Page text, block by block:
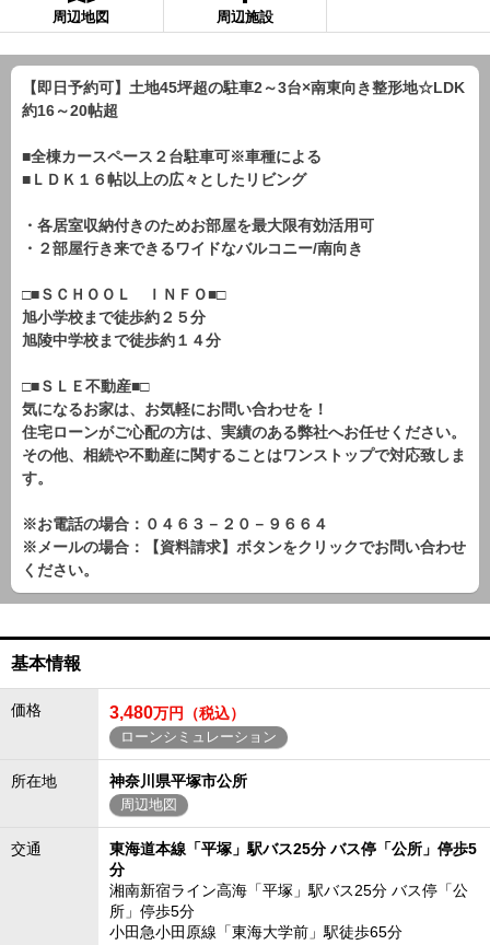
周辺地図 周辺施設
【即日予約可】土地45坪超の駐車2～3台×南東向き整形地☆LDK
約16～20帖超
■全棟カースペース２台駐車可※車種による
■ＬＤＫ１６帖以上の広々としたリビング
・各居室収納付きのためお部屋を最大限有効活用可
・２部屋行き来できるワイドなバルコニー/南向き
□■ＳＣＨＯＯＬ ＩＮＦＯ■□
旭小学校まで徒歩約２５分
旭陵中学校まで徒歩約１４分
□■ＳＬＥ不動産■□
気になるお家は、お気軽にお問い合わせを！
住宅ローンがご心配の方は、実績のある弊社へお任せください。
その他、相続や不動産に関することはワンストップで対応致しま
す。
※お電話の場合：０４６３－２０－９６６４
※メールの場合：【資料請求】ボタンをクリックでお問い合わせ
ください。
基本情報
価格 3,480万円（税込）
ローンシミュレーション
所在地 神奈川県平塚市公所
周辺地図
交通
東海道本線「平塚」駅バス25分 バス停「公所」停歩5
分
湘南新宿ライン高海「平塚」駅バス25分 バス停「公
所」停歩5分
小田急小田原線「東海大学前」駅徒歩65分